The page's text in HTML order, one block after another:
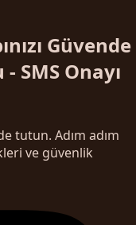
Güvende
SMS Onayı
tutun. Adım adım
ve güvenlik